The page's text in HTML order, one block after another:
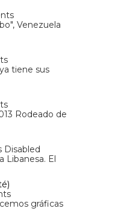
Venezuela
tiene sus
Rodeado de
Disabled
Libanesa. El
gráficas